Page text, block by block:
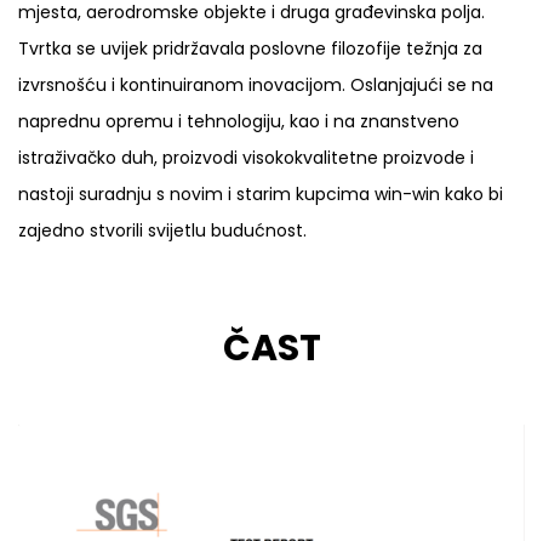
mjesta, aerodromske objekte i druga građevinska polja.
Tvrtka se uvijek pridržavala poslovne filozofije težnja za
izvrsnošću i kontinuiranom inovacijom. Oslanjajući se na
naprednu opremu i tehnologiju, kao i na znanstveno
istraživačko duh, proizvodi visokokvalitetne proizvode i
nastoji suradnju s novim i starim kupcima win-win kako bi
zajedno stvorili svijetlu budućnost.
ČAST